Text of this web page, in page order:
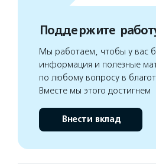
Поддержите
Мы работаем, чтобы у вас
информация и полезные
по любому вопросу в
Вместе мы этого достигнем
Внести вклад